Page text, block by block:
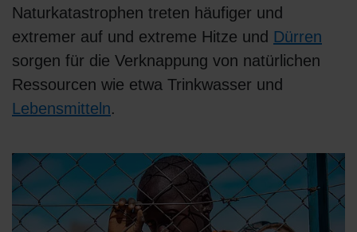
Naturkatastrophen treten häufiger und
extremer auf und extreme Hitze und Dürren
sorgen für die Verknappung von natürlichen
Ressourcen wie etwa Trinkwasser und
Lebensmitteln.